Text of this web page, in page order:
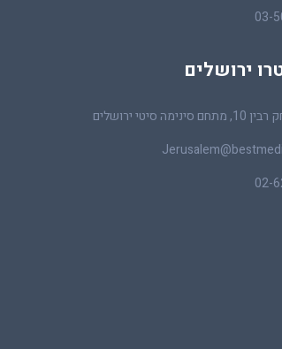
03-
ירושלים
סיטי ירושלים
02-